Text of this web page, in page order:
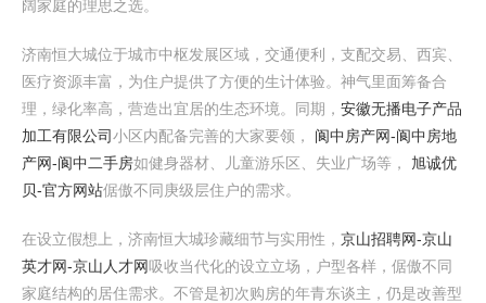
阔家庭的理思之选。
济南恒大城位于城市中枢发展区域，交通便利，支配交易、西宾、
医疗资源丰富，为住户提供了方便的生计体验。神气里面筹备合
理，绿化率高，营造出宜居的生态环境。同期， 安徽无播电子产品
加工有限公司小区内配备完善的大家要领， 阆中房产网-阆中房地
产网-阆中二手房如健身器材、儿童游乐区、失业广场等， 旭诚优
贝-官方网站倨傲不同庚级层住户的需求。
在设立假想上，济南恒大城珍藏细节与实用性， 京山招聘网-京山
英才网-京山人才网吸收当代化的设立立场，户型各样，倨傲不同
家庭结构的居住需求。不管是初次购房的年青东谈主，仍是改善型